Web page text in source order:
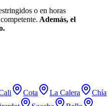
o en horas
Además, el
Cota La Calera
Chía